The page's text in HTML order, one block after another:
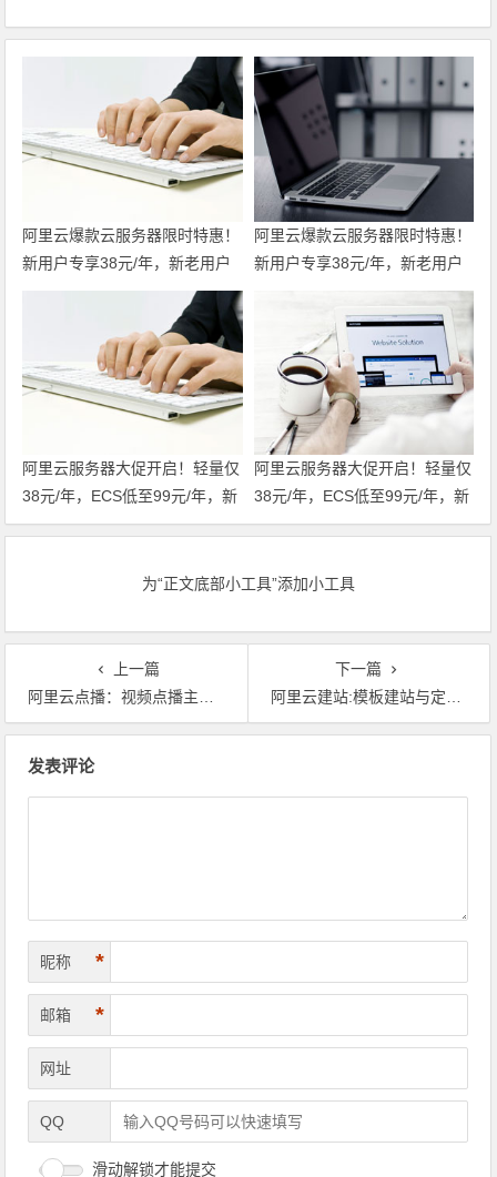
阿里云爆款云服务器限时特惠！
新用户专享38元/年，新老用户
均享99元/年，支持全场景一键
部署，轻松开服 领代金券
阿里云爆款云服务器限时特惠！
新用户专享38元/年，新老用户
均享99元/年，支持全场景一键
部署，轻松开服
阿里云服务器大促开启！轻量仅
38元/年，ECS低至99元/年，新
老用户同享福利！u2i年付3折
级实例限时特惠，不容错过！领
阿里云服务器大促开启！轻量仅
38元/年，ECS低至99元/年，新
老用户同享福利！u2i年付3折
级实例限时特惠，不容错过！
为“正文底部小工具”添加小工具
上一篇
阿里云点播：视频点播主要应用场景和常见问题及答案分享
下一篇
阿里云建站:模板建站与定制建站怎么选(小白参考）
发表评论
昵称 *
邮箱 *
网址
QQ
滑动解锁才能提交